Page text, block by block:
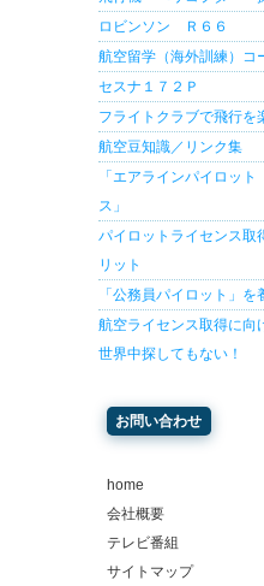
ロビンソン Ｒ６６
航空留学（海外訓練）コ
セスナ１７２Ｐ
フライトクラブで飛行を
航空豆知識／リンク集
「エアラインパイロッ
ス」
パイロットライセンス取
リット
「公務員パイロット」を
航空ライセンス取得に向
世界中探してもない！
お問い合わせ
home
会社概要
テレビ番組
サイトマップ